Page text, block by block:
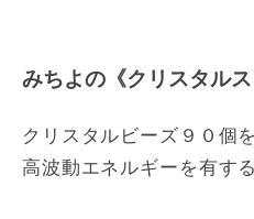
みちよの《クリスタル
クリスタルビーズ９０個
高波動エネルギーを有す